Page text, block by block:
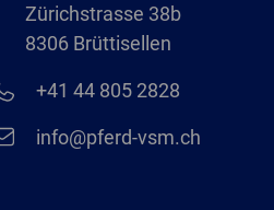
Zürichstrasse 38b
8306 Brüttisellen
+41 44 805 2828
info@pferd-vsm.ch